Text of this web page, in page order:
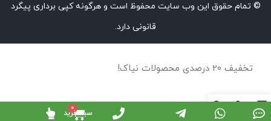
© تمام حقوق این وب سایت محفوظ است و هرگونه کپی برداری پیگرد
قانونی دارد.
سبد خرید
تخفیف 20 درصدی محصولات نیاک!
سایدبار سبد خرید
حساب کاربری من